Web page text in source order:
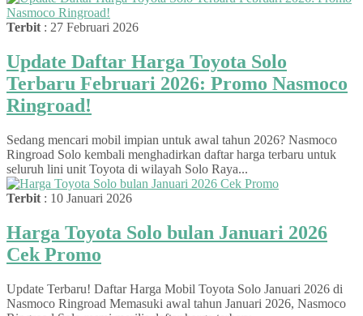
Terbit : 27 Februari 2026
Update Daftar Harga Toyota Solo
Terbaru Februari 2026: Promo Nasmoco
Ringroad!
Sedang mencari mobil impian untuk awal tahun 2026? Nasmoco
Ringroad Solo kembali menghadirkan daftar harga terbaru untuk
seluruh lini unit Toyota di wilayah Solo Raya...
Terbit : 10 Januari 2026
Harga Toyota Solo bulan Januari 2026
Cek Promo
Update Terbaru! Daftar Harga Mobil Toyota Solo Januari 2026 di
Nasmoco Ringroad Memasuki awal tahun Januari 2026, Nasmoco